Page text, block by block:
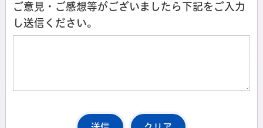
ご意見・ご感想等がございましたら下記をご入力
し送信ください。